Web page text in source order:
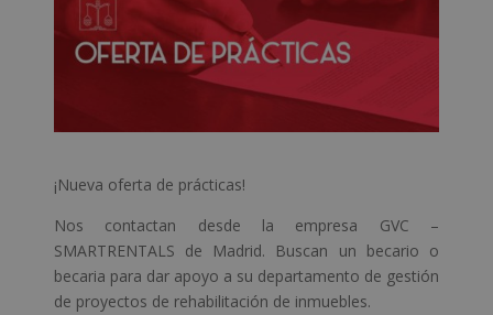
¡Nueva oferta de prácticas!
Nos contactan desde la empresa GVC –
SMARTRENTALS de Madrid. Buscan un becario o
becaria para dar apoyo a su departamento de gestión
de proyectos de rehabilitación de inmuebles.